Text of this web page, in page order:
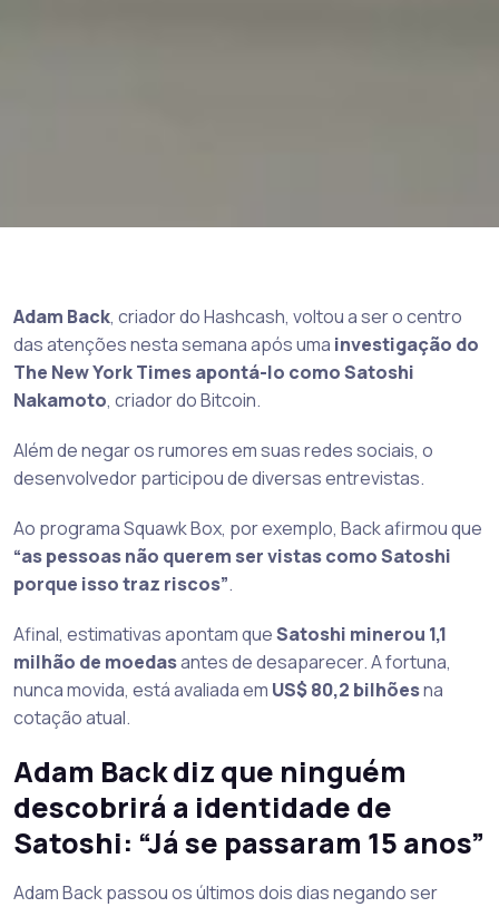
Adam Back, criador do Hashcash, voltou a ser o centro
das atenções nesta semana após uma investigação do
The New York Times apontá-lo como Satoshi
Nakamoto, criador do Bitcoin.
Além de negar os rumores em suas redes sociais, o
desenvolvedor participou de diversas entrevistas.
Ao programa Squawk Box, por exemplo, Back afirmou que
“as pessoas não querem ser vistas como Satoshi
porque isso traz riscos”.
Afinal, estimativas apontam queSatoshi minerou 1,1
milhão de moedasantes de desaparecer. A fortuna,
nunca movida, está avaliada em US$ 80,2 bilhõesna
cotação atual.
Adam Back diz que ninguém
descobrirá a identidade de
Satoshi: “Já se passaram 15 anos”
Adam Back passou os últimos dois dias negando ser